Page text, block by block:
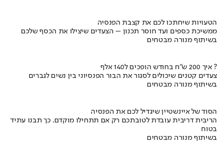
הטעויות שיחתכו לכם את קצבת הפנסיה
ממשיכת כספים ועד חוסר תכנון – הצעדים שיצילו את הכסף שלכם
בשיתוף מנורה מבטחים
איך 200 ש"ח בחודש הופכים ל140 אלף ?
צעדים קטנים שיכולים לסגור את הבור הפנסיוני בין נשים לגברים
בשיתוף מנורה מבטחים
הסוד של איינשטיין שיגדיל לכם את הפנסיה
הריבית דריבית עובדת לטובתכם רק אם תתחילו מוקדם. כך תבנו עתיד
בטוח
בשיתוף מנורה מבטחים